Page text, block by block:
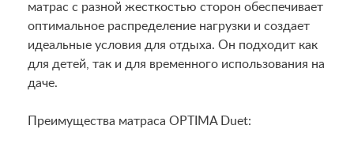
матрас с разной жесткостью сторон обеспечивает
оптимальное распределение нагрузки и создает
идеальные условия для отдыха. Он подходит как
для детей, так и для временного использования на
даче.
Преимущества матраса OPTIMA Duet: